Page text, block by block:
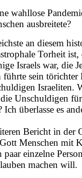
wahllose
ausbreitete?
an diesem
Torheit ist,
Israels war, die
führte sein törichter
Israeliten.
Unschuldigen
Ich überlasse es
Bericht in der
Menschen mit
einzelne
machen will.